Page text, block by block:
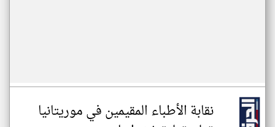
نقابة الأطباء المقيمين في موريتانيا